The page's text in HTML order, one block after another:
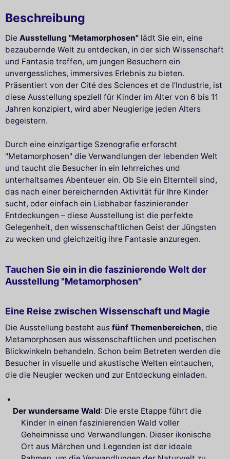
Beschreibung
Die Ausstellung "Metamorphosen" lädt Sie ein, eine
bezaubernde Welt zu entdecken, in der sich Wissenschaft
und Fantasie treffen, um jungen Besuchern ein
unvergessliches, immersives Erlebnis zu bieten.
Präsentiert von der Cité des Sciences et de l’Industrie, ist
diese Ausstellung speziell für Kinder im Alter von 6 bis 11
Jahren konzipiert, wird aber Neugierige jeden Alters
begeistern.
Durch eine einzigartige Szenografie erforscht
"Metamorphosen" die Verwandlungen der lebenden Welt
und taucht die Besucher in ein lehrreiches und
unterhaltsames Abenteuer ein. Ob Sie ein Elternteil sind,
das nach einer bereichernden Aktivität für Ihre Kinder
sucht, oder einfach ein Liebhaber faszinierender
Entdeckungen – diese Ausstellung ist die perfekte
Gelegenheit, den wissenschaftlichen Geist der Jüngsten
zu wecken und gleichzeitig ihre Fantasie anzuregen.
Tauchen Sie ein in die faszinierende Welt der
Ausstellung "Metamorphosen"
Eine Reise zwischen Wissenschaft und Magie
Die Ausstellung besteht aus fünf Themenbereichen, die
Metamorphosen aus wissenschaftlichen und poetischen
Blickwinkeln behandeln. Schon beim Betreten werden die
Besucher in visuelle und akustische Welten eintauchen,
die die Neugier wecken und zur Entdeckung einladen.
Der wundersame Wald: Die erste Etappe führt die
Kinder in einen faszinierenden Wald voller
Geheimnisse und Verwandlungen. Dieser ikonische
Ort aus Märchen und Legenden ist der ideale